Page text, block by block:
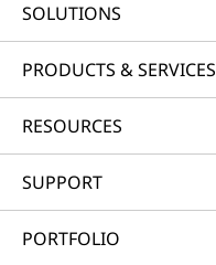
SOLUTIONS
PRODUCTS & SERVICES
RESOURCES
SUPPORT
PORTFOLIO